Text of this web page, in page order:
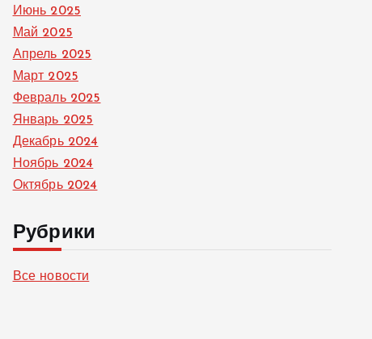
Июнь 2025
Май 2025
Апрель 2025
Март 2025
Февраль 2025
Январь 2025
Декабрь 2024
Ноябрь 2024
Октябрь 2024
Рубрики
Все новости